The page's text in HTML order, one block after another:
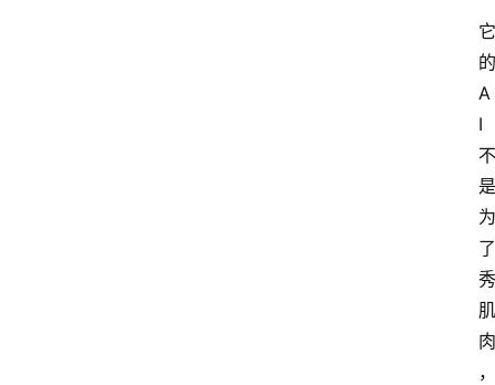
它
的
A
I
不
是
为
了
秀
肌
肉
，